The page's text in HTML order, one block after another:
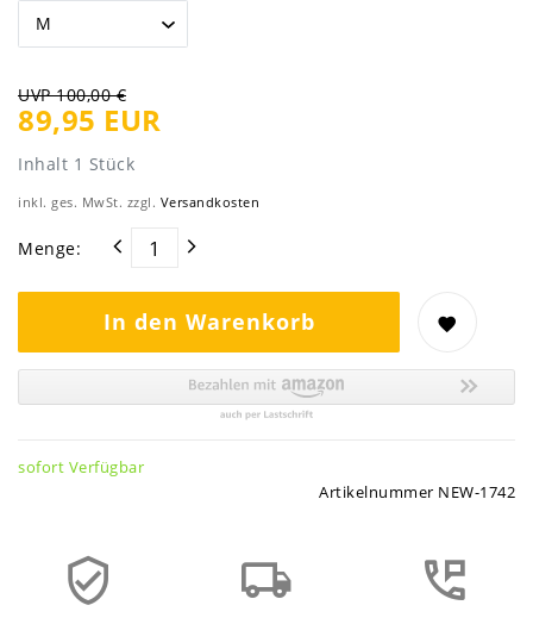
UVP 100,00 €
89,95 EUR
Inhalt 1 Stück
inkl. ges. MwSt. zzgl. Versandkosten
Menge:
In den Warenkorb
sofort Verfügbar
Artikelnummer NEW-1742